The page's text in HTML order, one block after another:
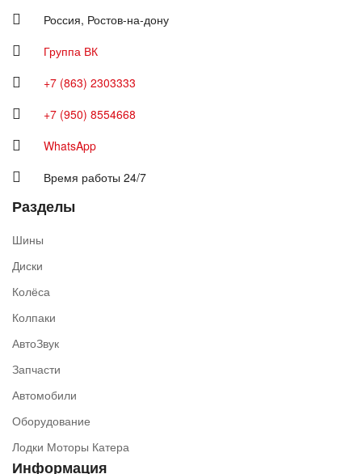
Россия, Ростов-на-дону
Группа ВК
+7 (863) 2303333
+7 (950) 8554668
WhatsApp
Время работы 24/7
Разделы
Шины
Диски
Колёса
Колпаки
АвтоЗвук
Запчасти
Автомобили
Оборудование
Лодки Моторы Катера
Информация